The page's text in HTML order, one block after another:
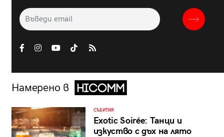
Намерено в
СЪБИТИЯ
Exotic Soirée: Танци и
изкуство с дъх на лято